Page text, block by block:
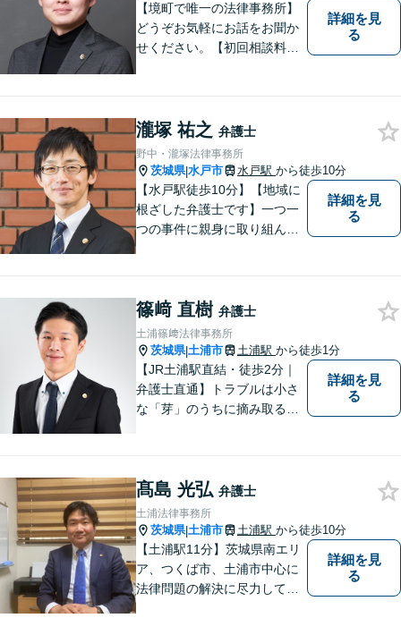
【境町で唯一の法律事務所】
どうぞお気軽にお話をお聞か
せください。【初回相談料無
詳細を見
る
瀧塚 祐之 弁護士
野中・瀧塚法律事務所
茨城県|水戸市 水戸駅 から徒歩10分
【水戸駅徒歩10分】【地域に
根ざした弁護士です】一つ一
つの事件に親身に取り組んで
把握した上で、正当な権利を
守るために丁寧な対応を致し
ます。
詳細を見
る
篠﨑 直樹 弁護士
土浦篠﨑法律事務所
茨城県|土浦市 土浦駅 から徒歩1分
【JR土浦駅直結・徒歩2分｜
弁護士直通】トラブルは小さ
な「芽」のうちに摘み取るこ
詳細を見
る
髙島 光弘 弁護士
土浦法律事務所
茨城県|土浦市 土浦駅 から徒歩10分
【土浦駅11分】茨城県南エリ
ア、つくば市、土浦市中心に
法律問題の解決に尽力してお
詳細を見
る